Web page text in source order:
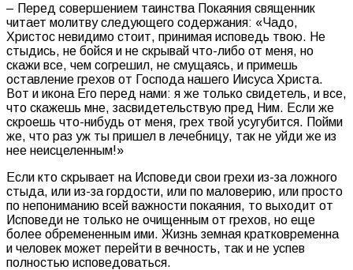
– Перед совершением таинства Покаяния священник
читает молитву следующего содержания: «Чадо,
Христос невидимо стоит, принимая исповедь твою. Не
стыдись, не бойся и не скрывай что-либо от меня, но
скажи все, чем согрешил, не смущаясь, и примешь
оставление грехов от Господа нашего Иисуса Христа.
Вот и икона Его перед нами: я же только свидетель, и все,
что скажешь мне, засвидетельствую пред Ним. Если же
скроешь что-нибудь от меня, грех твой усугубится. Пойми
же, что раз уж ты пришел в лечебницу, так не уйди же из
нее неисцеленным!»
Если кто скрывает на Исповеди свои грехи из-за ложного
стыда, или из-за гордости, или по маловерию, или просто
по непониманию всей важности покаяния, то выходит от
Исповеди не только не очищенным от грехов, но еще
более обремененным ими. Жизнь земная кратковременна
и человек может перейти в вечность, так и не успев
полностью исповедоваться.